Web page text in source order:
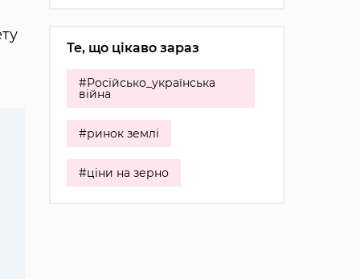
Те, що цікаво зараз
#Російсько_українська
війна
#ринок землі
#ціни на зерно